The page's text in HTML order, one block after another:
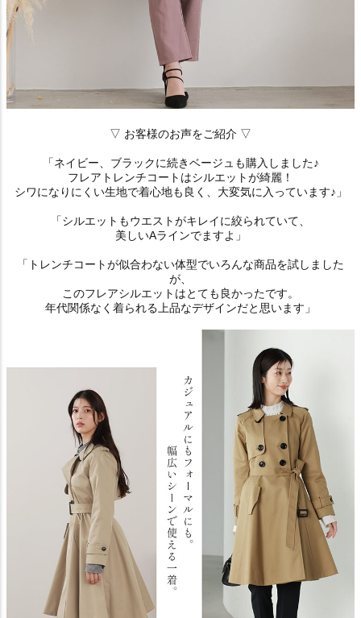
▽ お客様のお声をご紹介 ▽
「ネイビー、ブラックに続きベージュも購入しました♪
フレアトレンチコートはシルエットが綺麗！
シワになりにくい生地で着心地も良く、大変気に入っています♪」
「シルエットもウエストがキレイに絞られていて、
美しいAラインでますよ」
「トレンチコートが似合わない体型でいろんな商品を試しました
が、
このフレアシルエットはとても良かったです。
年代関係なく着られる上品なデザインだと思います」